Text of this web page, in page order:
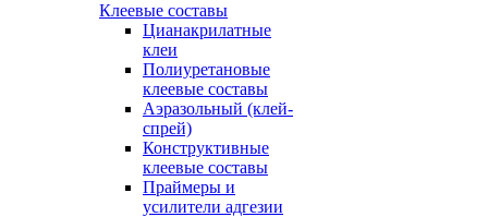
Клеевые составы
Цианакрилатные
клеи
Полиуретановые
клеевые составы
Аэразольный (клей-
спрей)
Конструктивные
клеевые составы
Праймеры и
усилители адгезии